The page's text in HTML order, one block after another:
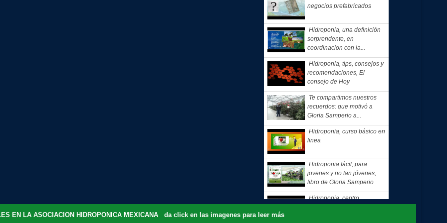
negocios prefabricados
Hidroponia, una definición
sorprendente, en
coordinacion con la...
Hidroponia, tips, consejos y
recomendaciones, El
consejo de Hoy
Te compartimos nuestros
recuerdos: que motivó a
Gloria Samperio a...
Hidroponia, curso básico en
linea
Hidroponia fácil, para
jovenes y no tan jóvenes,
libro de Gloria Samperio
Hidroponia, centro
EN LA ASOCIACION HIDROPONICA MEXICANA da click en las imagenes para leer más